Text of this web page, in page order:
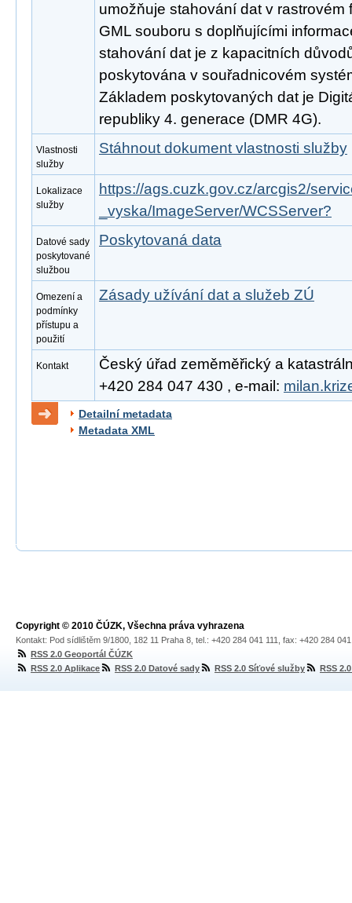
umožňuje stahování dat v rastrovém
GML souboru s doplňujícími
stahování dat je z kapacitních
poskytována v souřadnicovém
Základem poskytovaných dat je
republiky 4. generace (DMR 4G).
Vlastnosti
služby
Stáhnout dokument vlastnosti služby
Lokalizace
služby
https://ags.cuzk.gov.cz/arcgis2/
_vyska/ImageServer/WCSServer?
Datové sady
poskytované
službou
Poskytovaná data
Omezení a
podmínky
přístupu a
použití
Zásady užívání dat a služeb ZÚ
Kontakt
Český úřad zeměměřický a
+420 284 047 430 , e-mail:
Detailní metadata
Metadata XML
Copyright © 2010 ČÚZK, Všechna práva vyhrazena
Kontakt: Pod sídlištěm 9/1800, 182 11 Praha 8, tel.: +420 284 041 111, fax: +420 284
RSS 2.0 Geoportál ČÚZK
RSS 2.0 Aplikace
RSS 2.0 Datové sady RSS 2.0 Síťové služby RSS